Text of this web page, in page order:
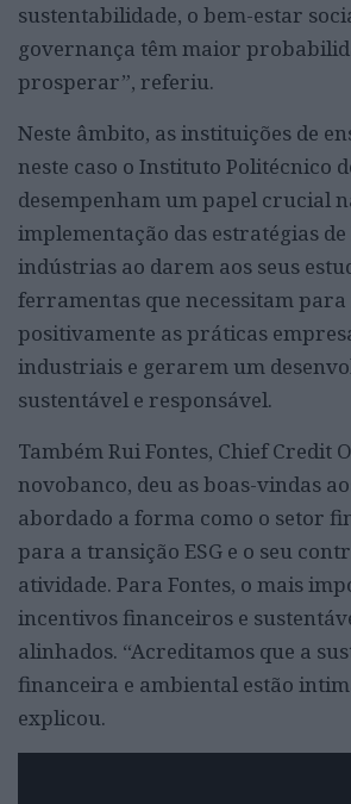
sustentabilidade, o bem-estar
governança têm maior
prosperar”, referiu.
Neste âmbito, as instituições de
neste caso o Instituto Politécnico
desempenham um papel crucial
implementação das estratégias de
indústrias ao darem aos seus
ferramentas que necessitam
positivamente as práticas
industriais e gerarem um
sustentável e responsável.
Também Rui Fontes, Chief Credit
novobanco, deu as boas-vindas
abordado a forma como o setor
para a transição ESG e o seu
atividade. Para Fontes, o mais
incentivos financeiros e
alinhados. “Acreditamos que a
financeira e ambiental estão
explicou.